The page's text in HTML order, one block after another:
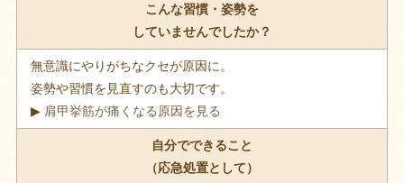
こんな習慣・姿勢を
していませんでしたか？
無意識にやりがちなクセが原因に。
姿勢や習慣を見直すのも大切です。
▶ 肩甲挙筋が痛くなる原因を見る
自分でできること
（応急処置として）